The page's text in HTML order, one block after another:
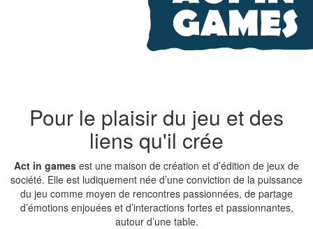
Pour le plaisir du jeu et des
liens qu'il crée
Act in games est une maison de création et d’édition de jeux de
société. Elle est ludiquement née d’une conviction de la puissance
du jeu comme moyen de rencontres passionnées, de partage
d’émotions enjouées et d’interactions fortes et passionnantes,
autour d’une table.